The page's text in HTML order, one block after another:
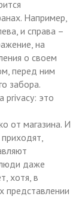
Например,
и справа –
на
о своем
перед ним
забора.
privacy: это
от магазина. И
даже
хотя, в
представлении